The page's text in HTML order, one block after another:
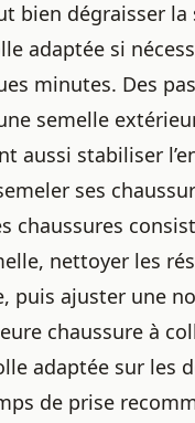
bien dégraisser la
adaptée si
minutes. Des
semelle
aussi stabiliser
ses
chaussures
nettoyer les
puis ajuster une
chaussure à
adaptée sur les
de prise